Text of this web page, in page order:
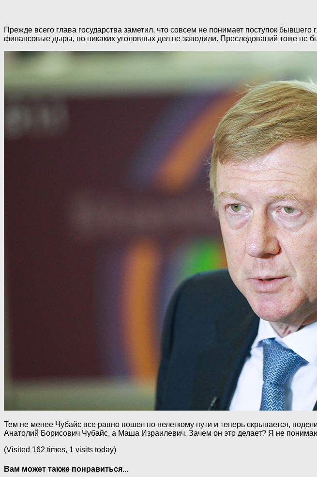
Прежде всего глава государства заметил, что совсем не понимает поступок
финансовые дыры, но никаких уголовных дел не заводили. Преследований тоже не
Тем не менее Чубайс все равно пошел по нелегкому пути и теперь скрывается,
Анатолий Борисович Чубайс, а Маша Израилевич. Зачем он это делает? Я не
(Visited 162 times, 1 visits today)
Вам может также понравиться...